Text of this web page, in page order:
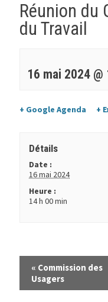
Réunion du
du Travail
16 mai 2024
+ Google Agenda +
Détails
Date :
16 mai 2024
Heure :
14 h 00 min
« Commission des
Usagers